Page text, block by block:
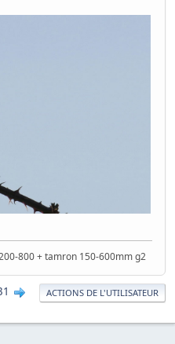
800 + tamron 150-600mm g2
ACTIONS DE L'UTILISATEUR